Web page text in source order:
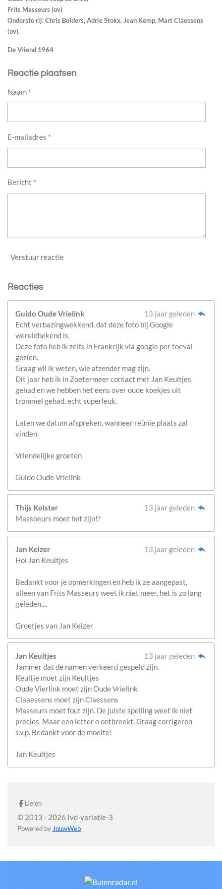
Frits Masseurs (ov)
Onderste rij: Chris Bolders, Adrie Stokx, Jean Kemp, Mart Claessens
(ov).
De Vriend 1964
Reactie plaatsen
Naam *
E-mailadres *
Bericht *
Verstuur reactie
Reacties
Guido Oude Vrielink
13 jaar geleden
Echt verbazingwekkend, dat deze foto bij Google
wereldbekend is.
Deze foto heb ik zelfs in Frankrijk via google per toeval
gezien.
Graag wil ik weten, wie afzender mag zijn.
Dit jaar heb ik in Zoetermeer contact met Jan Keultjes
gehad en we hebben het eens over oude koekjes uit
trommel gehad, echt superleuk.
Laten we datum afspreken, wanneer reünie plaats zal
vinden.
Vriendelijke groeten
Guido Oude Vrielink
Thijs Kolster
13 jaar geleden
Massoeurs moet het zijn!?
Jan Keizer
13 jaar geleden
Hoi Jan Keultjes
Bedankt voor je opmerkingen en heb ik ze aangepast,
alleen van Frits Masseurs weet ik niet meer, het is zo lang
geleden....
Groetjes van Jan Keizer
Jan Keultjes
13 jaar geleden
Jammer dat de namen verkeerd gespeld zijn.
Keultje moet zijn Keultjes
Oude Vierlink moet zijn Oude Vrielink
Claaessens moet zijn Claessens
Masseurs moet fout zijn. De juiste spelling weet ik niet
precies. Maar een letter o ontbreekt. Graag corrigeren
s.v.p. Bedankt voor de moeite!
Jan Keultjes
Delen
© 2013 - 2026 Ivd-variatie-3
Powered by JouwWeb